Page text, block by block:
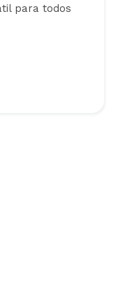
para todos